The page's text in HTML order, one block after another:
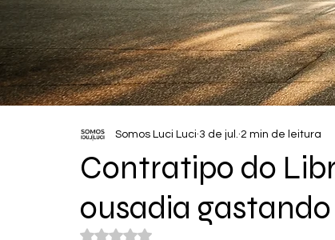
Contratipo do
ousadia
Somos Luci Luci 3 de jul. 2 min de leitura
Avaliado com NaN de 5 estrelas.